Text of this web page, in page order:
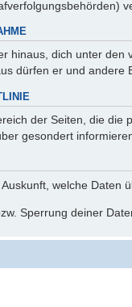
hinaus, dich unter
dürfen er und
der Seiten, die
gesondert
welche Daten
Sperrung deiner